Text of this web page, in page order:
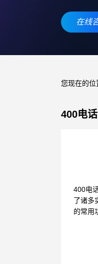
在线
您现在的位
400电
400电
了诸多
的常用